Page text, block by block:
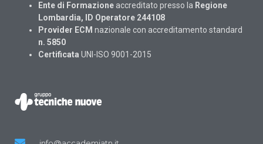
Ente di Formazione accreditato presso la Regione
Lombardia, ID Operatore 244108
Provider ECM nazionale con accreditamento standard
n. 5850
Certificata UNI-ISO 9001-2015